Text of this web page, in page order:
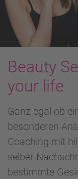
Beauty
your life
Ganz egal ob
besonderen
Coaching mit
selber
bestimmte